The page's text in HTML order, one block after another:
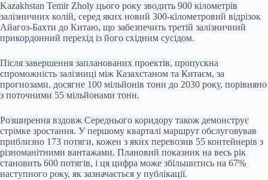
Kazakhstan Temir Zholy цього року зводить 900 кілометрів
залізничних колій, серед яких новий 300-кілометровий відрізок
Айагоз-Бахти до Китаю, що забезпечить третій залізничний
прикордонний перехід із його східним сусідом.
Після завершення запланованих проектів, пропускна
спроможність залізниці між Казахстаном та Китаєм, за
прогнозами, досягне 100 мільйонів тонн до 2030 року, порівняно
з поточними 55 мільйонами тонн.
Розширення вздовж Середнього коридору також демонструє
стрімке зростання. У першому кварталі маршрут обслуговував
приблизно 173 потяги, кожен з яких перевозив 55 контейнерів з
різноманітними вантажами. Плановий показник на весь рік
становить 600 потягів, і ця цифра може збільшитись на 67%
наступного року, як зазначається у публікації.